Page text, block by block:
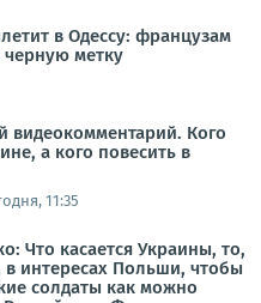
в Одессу: французам
метку
видеокомментарий. Кого
а кого повесить в
11:35
Что касается Украины, то,
в интересах Польши, чтобы
солдаты как можно